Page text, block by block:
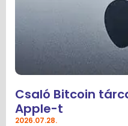
Csaló Bitcoin
Apple-t
2026.07.28.